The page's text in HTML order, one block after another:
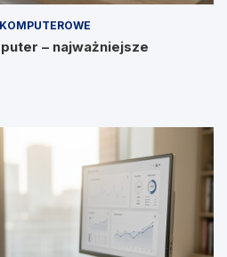
– najważniejsze